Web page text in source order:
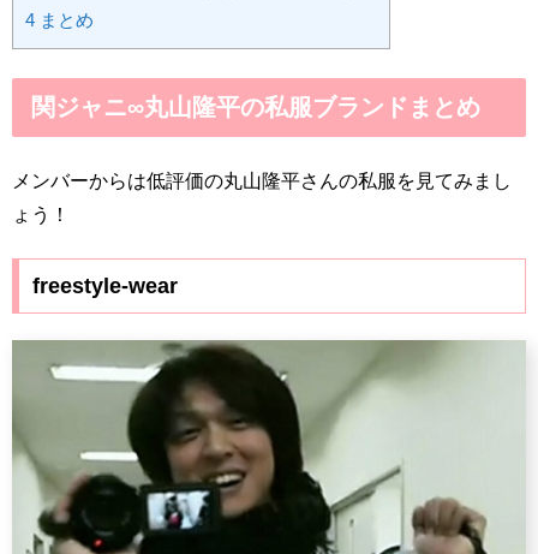
4 まとめ
関ジャニ∞丸山隆平の私服ブランドまとめ
メンバーからは低評価の丸山隆平さんの私服を見てみまし
ょう！
freestyle-wear